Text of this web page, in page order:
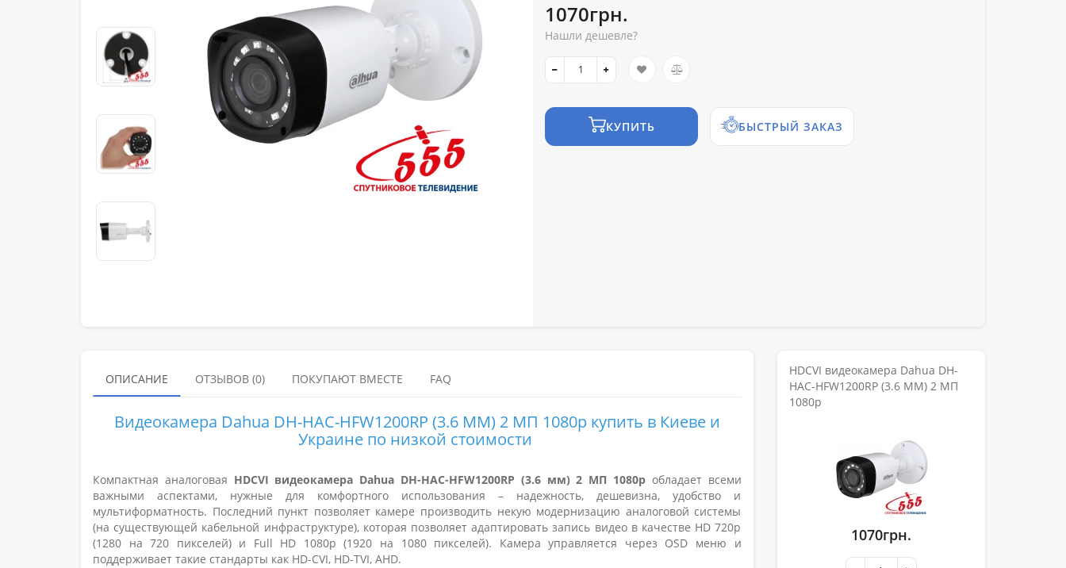
1070грн.
Нашли дешевле?
КУПИТЬ БЫСТРЫЙ ЗАКАЗ
ОПИСАНИЕ ОТЗЫВОВ (0) ПОКУПАЮТ ВМЕСТЕ FAQ
Видеокамера Dahua DH-HAC-HFW1200RP (3.6 ММ) 2 МП 1080p купить в Киеве и
Украине по низкой стоимости
Компактная аналоговая HDCVI видеокамера Dahua DH-HAC-HFW1200RP (3.6 мм) 2 МП 1080p обладает всеми
важными аспектами, нужные для комфортного использования – надежность, дешевизна, удобство и
мультиформатность. Последний пункт позволяет камере производить некую модернизацию аналоговой системы
(на существующей кабельной инфраструктуре), которая позволяет адаптировать запись видео в качестве HD 720p
(1280 на 720 пикселей) и Full HD 1080p (1920 на 1080 пикселей). Камера управляется через OSD меню и
поддерживает такие стандарты как HD-CVI, HD-TVI, AHD.
HDCVI видеокамера Dahua DH-
HAC-HFW1200RP (3.6 ММ) 2 МП
1080p
1070грн.